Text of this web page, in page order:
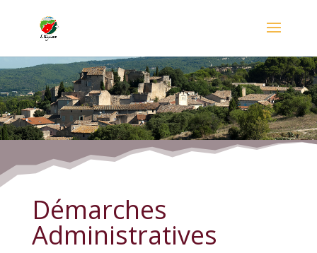
Démarches Administratives
Démarches
Administratives